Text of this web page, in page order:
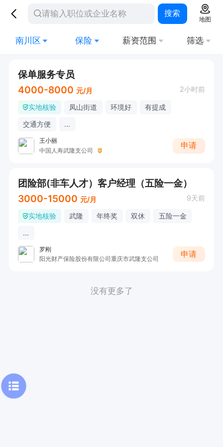
搜索
地图
南川区 保险 薪资范围 筛选
保单服务专员
4000-8000 元/月 2小时前
实地核验 凤山街道 环境好
有提成
交通方便
...
王小丽
中国人寿武隆支公司
申请
团险部(非车人才）客户经理（五险一金）
3000-15000 元/月 9天前
实地核验 武隆 年终奖 双休
五险一金
...
罗刚
阳光财产保险股份有限公司重庆市武隆支公司
申请
没有更多了